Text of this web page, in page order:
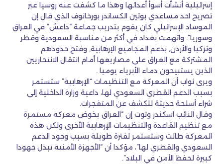
إسرائيلية أنشأت أسوأ أعدائها وهذا ما كشفت عنه روسيا عبر
تصريح احد مساعدي بوتين الكساندر بورخانوف الذي قال إن
الموساد الإسرائيلي كان يقوم بتدريب جماعة “داعش” في العراق
وسوريا”. واتهمت بغداد في أكثر من مناسبة السعودية وقطر
وتركيا والأردن, بدعم المجاميع الإرهابية, وفتح حدودهم
المشتركة مع العراق على مصاريعها أمام انتقال الانتحاريين
الذين يستبيحون دماء الأبرياء يوميا .
ويرى نواب أن المعركة مع التنظيمات “الإرهابية” ستستمر
بسبب الدعم القطري السعودي لها، داعية وزارة الداخلية إلى
شراء أسلحة حديثة للكشف عن المتفجرات.
وقال النائب اسكندر وتوت إن “العراق يخوض معركة مستمرة
مع تنظيم القاعدة والتنظيمات الإرهابية الأخرى ولكن هذه
المعركة طالت وستستمر لفترة طويلة بسبب وجود الدعم
السعودي والقطري لها”، مؤكدا أن “الأجهزة الأمنية تبذل جهودا
كبيرة لحفظ الأمن في البلاد”.